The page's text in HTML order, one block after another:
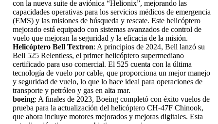
con la nueva suite de aviónica “Helionix”, mejorando las
capacidades operativas para los servicios médicos de emergencia
(EMS) y las misiones de búsqueda y rescate. Este helicóptero
mejorado está equipado con sistemas avanzados de control de
vuelo que mejoran la seguridad y la eficacia de la misión.
Helicóptero Bell Textron: A principios de 2024, Bell lanzó su
Bell 525 Relentless, el primer helicóptero supermediano
certificado para uso comercial. El 525 cuenta con la última
tecnología de vuelo por cable, que proporciona un mejor manejo
y seguridad de vuelo, lo que lo hace ideal para operaciones de
transporte y petróleo y gas en alta mar.
boeing: A finales de 2023, Boeing completó con éxito vuelos de
prueba para la actualización del helicóptero CH-47F Chinook,
que ahora incluye motores mejorados y mejoras digitales. Esta